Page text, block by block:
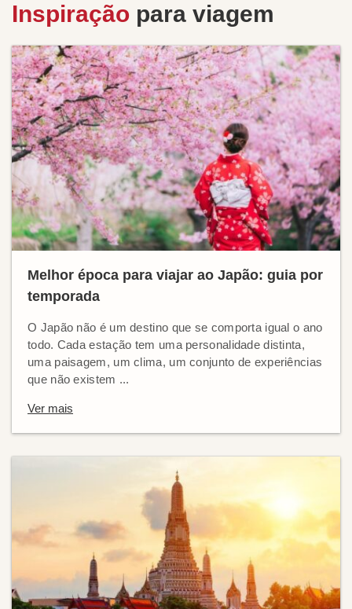
Inspiração para viagem
Melhor época para viajar ao Japão: guia por
temporada
O Japão não é um destino que se comporta igual o ano
todo. Cada estação tem uma personalidade distinta,
uma paisagem, um clima, um conjunto de experiências
que não existem ...
Ver mais